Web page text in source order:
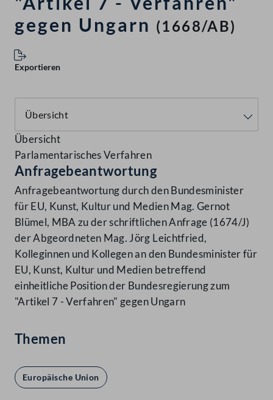
gegen Ungarn (1668/AB)
Exportieren
Übersicht
Parlamentarisches Verfahren
Anfragebeantwortung
Anfragebeantwortung durch den Bundesminister
für EU, Kunst, Kultur und Medien Mag. Gernot
Blümel, MBA zu der schriftlichen Anfrage (1674/J)
der Abgeordneten Mag. Jörg Leichtfried,
Kolleginnen und Kollegen an den Bundesminister für
EU, Kunst, Kultur und Medien betreffend
einheitliche Position der Bundesregierung zum
"Artikel 7 - Verfahren" gegen Ungarn
Themen
Europäische Union